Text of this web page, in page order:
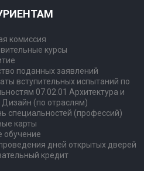
комиссия
курсы
поданных заявлений
вступительных испытаний по
07.02.01 Архитектура и
Дизайн (по отраслям)
специальностей (профессий)
карты
обучение
дней открытых дверей
кредит